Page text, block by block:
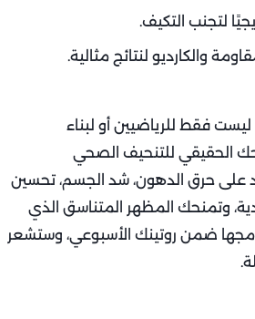
لتجنب التكيف.
والكارديو لنتائج مثالية.
ليست فقط للرياضيين أو لبناء
الحقيقي للتنحيف الصحي
على حرق الدهون، شد الجسم، تحسين
وتمنحك المظهر المتناسق الذي
ضمن روتينك الأسبوعي، وستشعر